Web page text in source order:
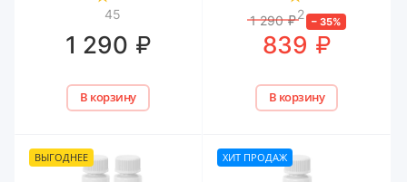
45
флакон
1 290 ₽
В корзину
2
мочевиной Mr. Volos,
50 мл
1 290 ₽ – 35%
839 ₽
В корзину
ВЫГОДНЕЕ ХИТ ПРОДАЖ